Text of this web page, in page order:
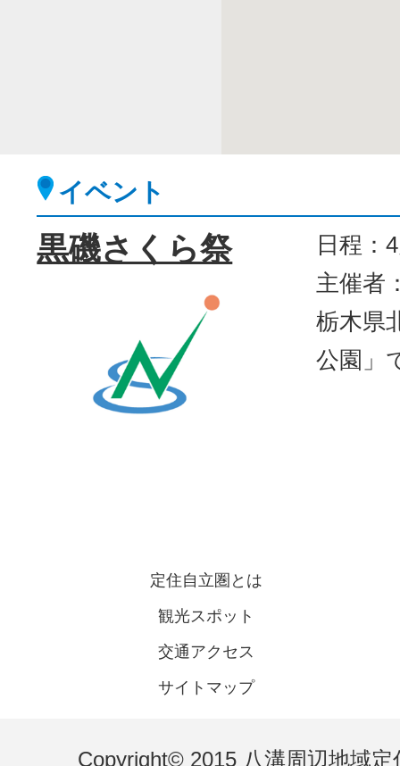
イベント
黒磯さくら祭
日程：
主催者
栃木県
公園」
定住自立圏とは
観光スポット
交通アクセス
サイトマップ
Copyright© 2015 八溝周辺地域